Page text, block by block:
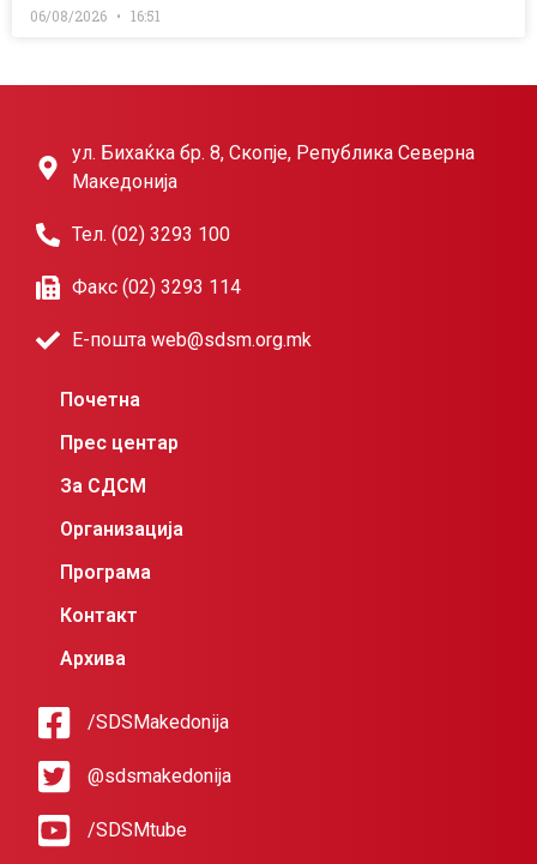
06/08/2026 16:51
ул. Бихаќка бр. 8, Скопје, Република Северна
Македонија
Тел. (02) 3293 100
Факс (02) 3293 114
Е-пошта web@sdsm.org.mk
Почетна
Прес центар
За СДСМ
Организација
Програма
Контакт
Архива
/SDSMakedonija
@sdsmakedonija
/SDSMtube